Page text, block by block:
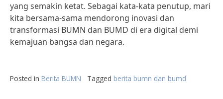
yang semakin ketat. Sebagai kata-kata penutup, mari
kita bersama-sama mendorong inovasi dan
transformasi BUMN dan BUMD di era digital demi
kemajuan bangsa dan negara.
Posted in Berita BUMN Tagged berita bumn dan bumd